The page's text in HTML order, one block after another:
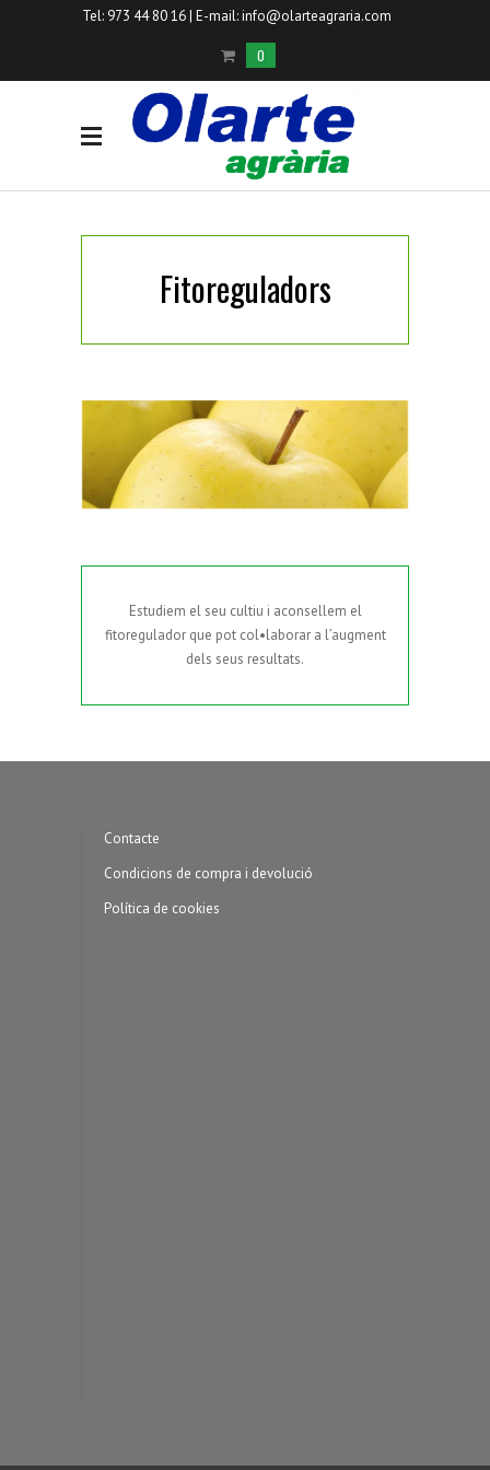
Tel: 973 44 80 16 | E-mail:info@olarteagraria.com
0
Fitoreguladors
Estudiem el seu cultiu i aconsellem el
fitoregulador que pot col•laborar a l’augment
dels seus resultats.
Contacte
Condicions de compra i devolució
Política de cookies